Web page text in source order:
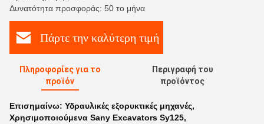
Δυνατότητα προσφοράς: 50 το μήνα
Πάρτε την καλύτερη τιμή
Πληροφορίες για το
προϊόν
Περιγραφή του
προϊόντος
Επισημαίνω: Υδραυλικές εξορυκτικές μηχανές,
Χρησιμοποιούμενα Sany Excavators Sy125,